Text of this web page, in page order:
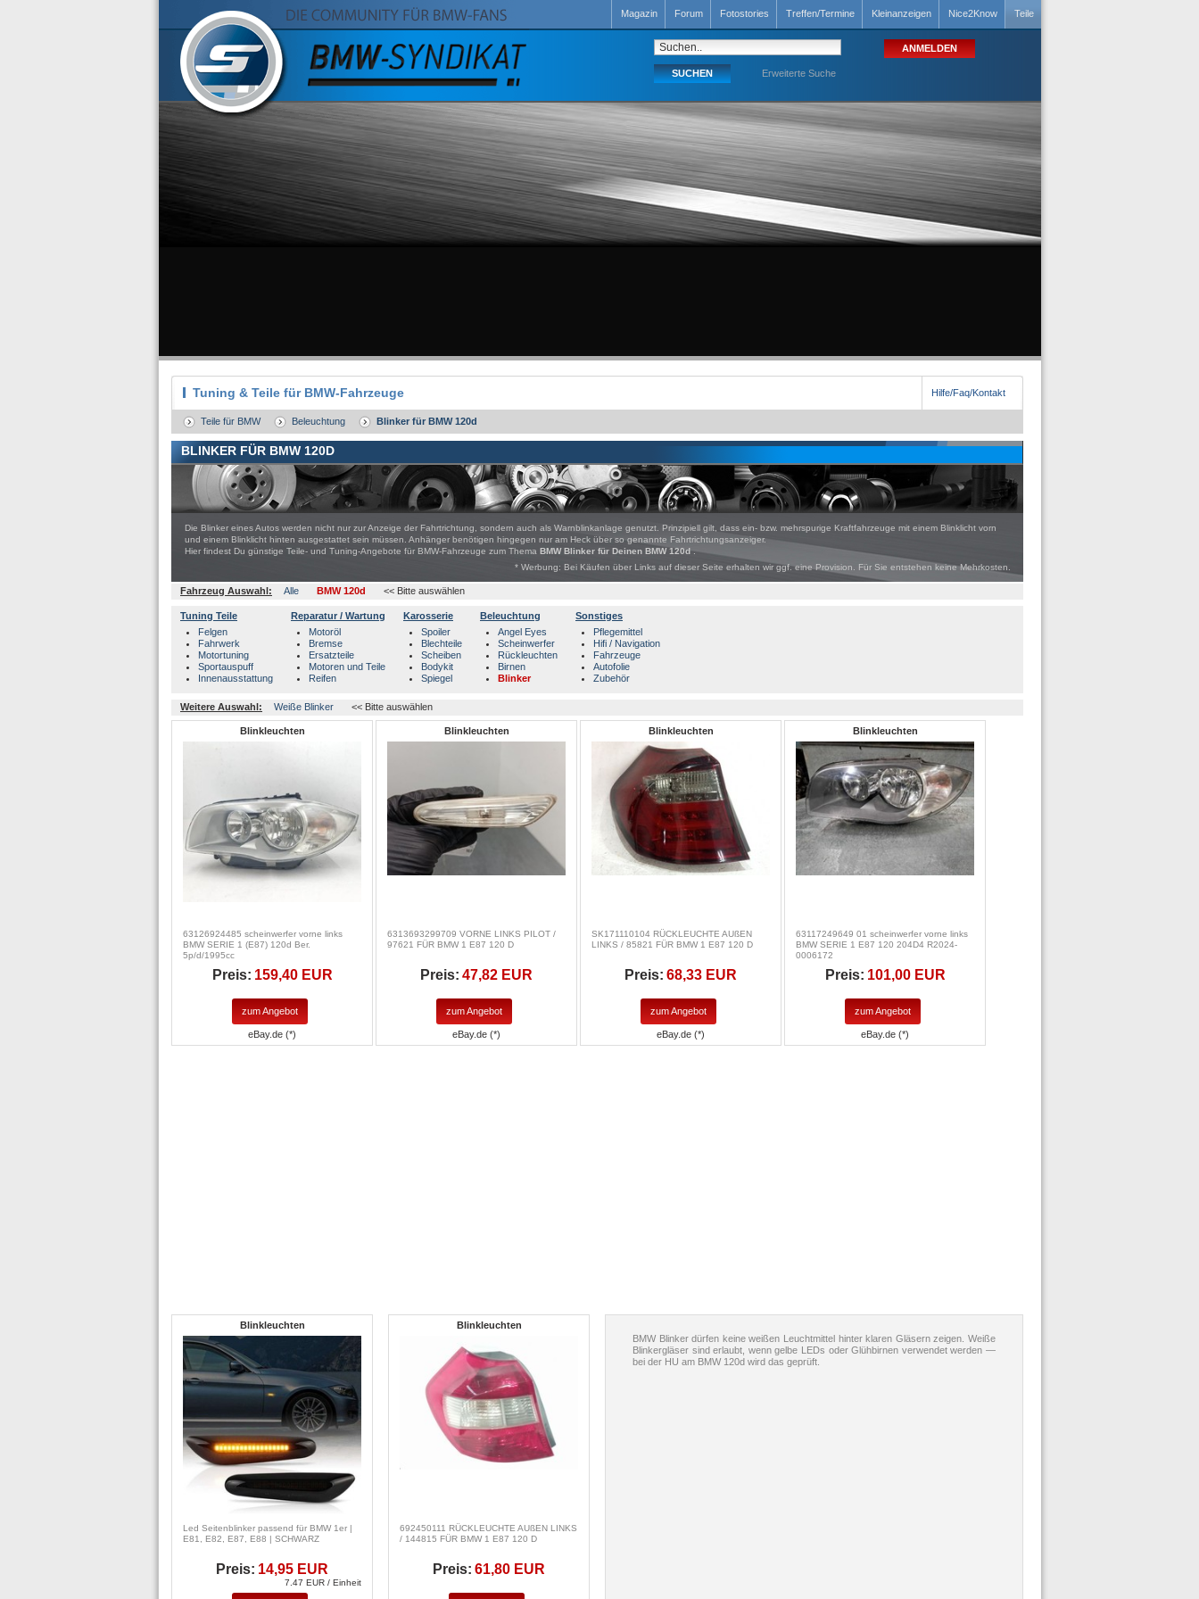
Magazin Forum Fotostories Treffen/Termine Kleinanzeigen Nice2Know Teile
Erweiterte Suche
Tuning & Teile für BMW-Fahrzeuge Hilfe/Faq/Kontakt
Teile für BMW Beleuchtung Blinker für BMW 120d
BLINKER FÜR BMW 120D
Die Blinker eines Autos werden nicht nur zur Anzeige der Fahrtrichtung, sondern auch als Warnblinkanlage genutzt. Prinzipiell gilt, dass ein- bzw. mehrspurige Kraftfahrzeuge mit einem Blinklicht vorn
und einem Blinklicht hinten ausgestattet sein müssen. Anhänger benötigen hingegen nur am Heck über so genannte Fahrtrichtungsanzeiger.
Hier findest Du günstige Teile- und Tuning-Angebote für BMW-Fahrzeuge zum Thema BMW Blinker für Deinen BMW 120d.
* Werbung: Bei Käufen über Links auf dieser Seite erhalten wir ggf. eine Provision. Für Sie entstehen keine Mehrkosten.
Fahrzeug Auswahl: Alle BMW 120d << Bitte auswählen
Tuning Teile
Felgen
Fahrwerk
Motortuning
Sportauspuff
Innenausstattung
Reparatur / Wartung
Motoröl
Bremse
Ersatzteile
Motoren und Teile
Reifen
Karosserie
Spoiler
Blechteile
Scheiben
Bodykit
Spiegel
Beleuchtung
Angel Eyes
Scheinwerfer
Rückleuchten
Birnen
Blinker
Sonstiges
Pflegemittel
Hifi / Navigation
Fahrzeuge
Autofolie
Zubehör
Weitere Auswahl: Weiße Blinker << Bitte auswählen
Blinkleuchten
63126924485 scheinwerfer vorne links
BMW SERIE 1 (E87) 120d Ber.
5p/d/1995cc
Preis: 159,40 EUR
zum Angebot
eBay.de (*)
Blinkleuchten
6313693299709 VORNE LINKS PILOT /
97621 FÜR BMW 1 E87 120 D
Preis: 47,82 EUR
zum Angebot
eBay.de (*)
Blinkleuchten
SK171110104 RÜCKLEUCHTE AUßEN
LINKS / 85821 FÜR BMW 1 E87 120 D
Preis: 68,33 EUR
zum Angebot
eBay.de (*)
Blinkleuchten
63117249649 01 scheinwerfer vorne links
BMW SERIE 1 E87 120 204D4 R2024-
0006172
Preis: 101,00 EUR
zum Angebot
eBay.de (*)
Blinkleuchten
Led Seitenblinker passend für BMW 1er |
E81, E82, E87, E88 | SCHWARZ
Preis: 14,95 EUR
7.47 EUR / Einheit
Blinkleuchten
692450111 RÜCKLEUCHTE AUßEN LINKS
/ 144815 FÜR BMW 1 E87 120 D
Preis: 61,80 EUR
BMW Blinker dürfen keine weißen Leuchtmittel hinter klaren Gläsern zeigen. Weiße
Blinkergläser sind erlaubt, wenn gelbe LEDs oder Glühbirnen verwendet werden —
bei der HU am BMW 120d wird das geprüft.